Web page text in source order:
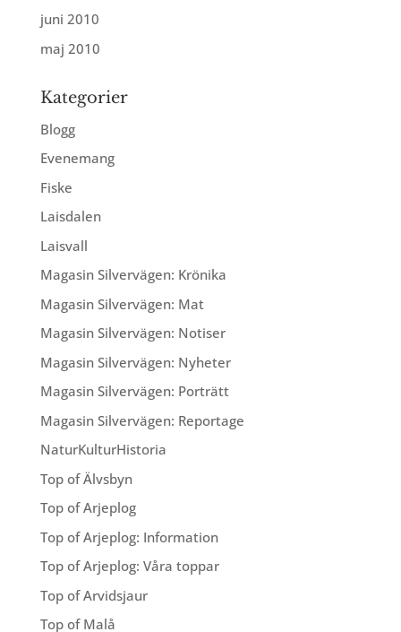
juni 2010
maj 2010
Kategorier
Blogg
Evenemang
Fiske
Laisdalen
Laisvall
Magasin Silvervägen: Krönika
Magasin Silvervägen: Mat
Magasin Silvervägen: Notiser
Magasin Silvervägen: Nyheter
Magasin Silvervägen: Porträtt
Magasin Silvervägen: Reportage
NaturKulturHistoria
Top of Älvsbyn
Top of Arjeplog
Top of Arjeplog: Information
Top of Arjeplog: Våra toppar
Top of Arvidsjaur
Top of Malå